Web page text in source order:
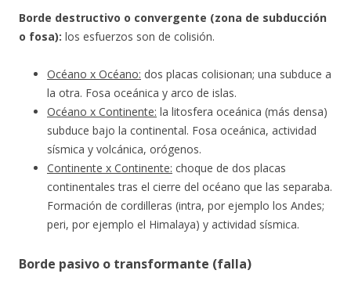
Borde destructivo o convergente (zona de subducción
o fosa): los esfuerzos son de colisión.
Océano x Océano: dos placas colisionan; una subduce a
la otra. Fosa oceánica y arco de islas.
Océano x Continente: la litosfera oceánica (más densa)
subduce bajo la continental. Fosa oceánica, actividad
sísmica y volcánica, orógenos.
Continente x Continente: choque de dos placas
continentales tras el cierre del océano que las separaba.
Formación de cordilleras (intra, por ejemplo los Andes;
peri, por ejemplo el Himalaya) y actividad sísmica.
Borde pasivo o transformante (falla)